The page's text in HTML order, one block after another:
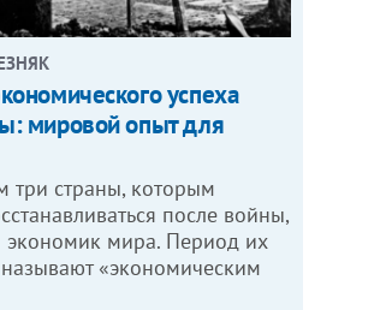
успеха
мировой опыт для
три страны, которым
после войны,
экономик мира. Период их
«экономическим